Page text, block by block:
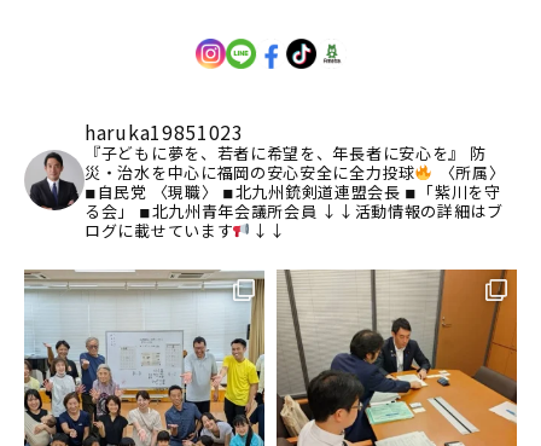
haruka19851023
『子どもに夢を、若者に希望を、年長者に安心を』
防
災・治水を中心に福岡の安心安全に全力投球
〈所属〉
◾︎自民党 〈現職〉 ◾︎北九州銃剣道連盟会長 ◾︎「紫川を守
る会」
◾︎北九州青年会議所会員 ↓↓活動情報の詳細はブ
ログに載せています
↓↓